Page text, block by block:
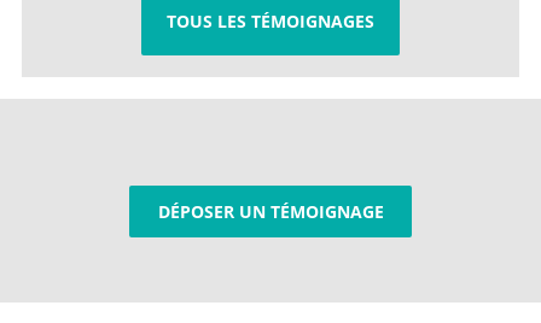
TOUS LES TÉMOIGNAGES
DÉPOSER UN TÉMOIGNAGE